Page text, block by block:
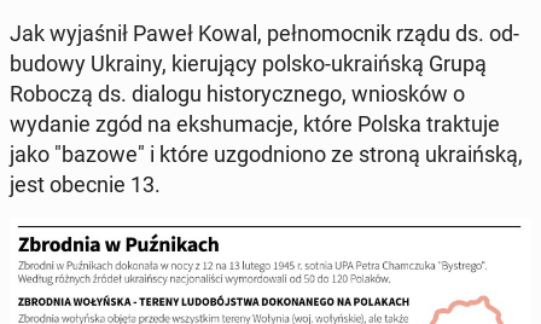
Jak wy­ja­śnił Paweł Kowal, peł­no­moc­nik rządu ds. od­
bu­do­wy Ukrainy, kie­ru­ją­cy polsko-ukra­iń­ską Grupą
Roboczą ds. dialogu hi­sto­rycz­ne­go, wnio­sków o
wydanie zgód na eks­hu­ma­cje, które Polska trak­tu­je
jako "bazowe" i które uzgod­nio­no ze stroną ukra­iń­ską,
jest obecnie 13.